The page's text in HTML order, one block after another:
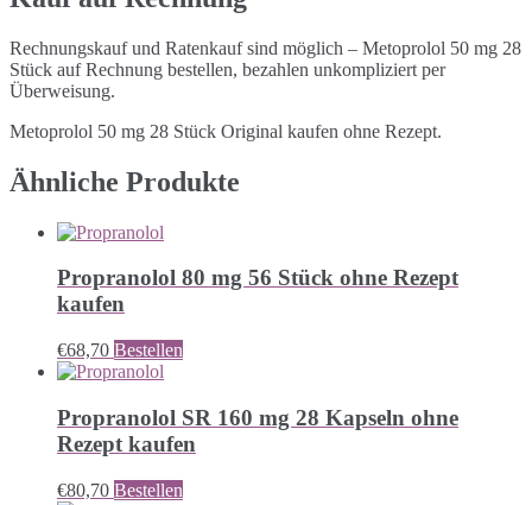
Rechnungskauf und Ratenkauf sind möglich – Metoprolol 50 mg 28
Stück auf Rechnung bestellen, bezahlen unkompliziert per
Überweisung.
Metoprolol 50 mg 28 Stück Original kaufen ohne Rezept.
Ähnliche Produkte
Propranolol 80 mg 56 Stück ohne Rezept
kaufen
€68,70 Bestellen
Propranolol SR 160 mg 28 Kapseln ohne
Rezept kaufen
€80,70 Bestellen